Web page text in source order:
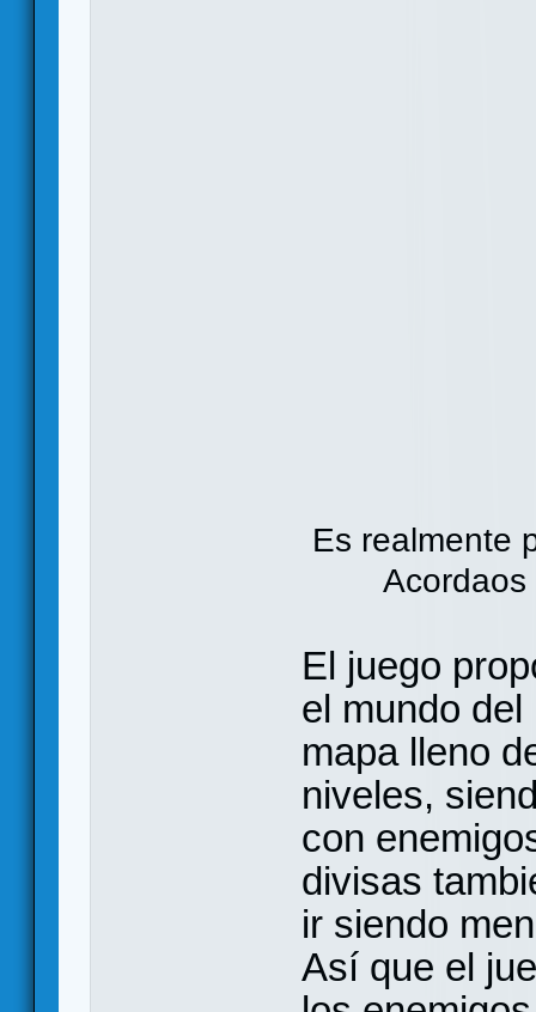
Es realmente
El juego
el mundo
mapa lleno
niveles,
con
divisas
ir siendo
Así que el